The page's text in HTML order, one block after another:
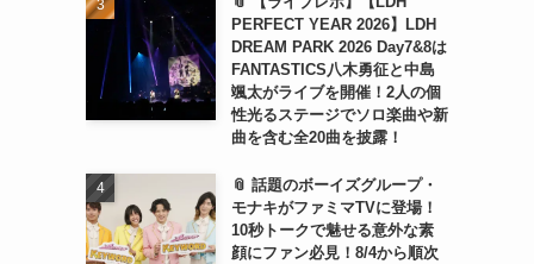
PERFECT YEAR 2026】LDH
DREAM PARK 2026 Day7&8は
FANTASTICS八木勇征と中島
颯太がライブを開催！2人の個
性光るステージでソロ楽曲や新
曲を含む全20曲を披露！
📎 話題のボーイズグループ・
モナキがファミマTVに登場！
10秒トークで魅せる意外な素
顔にファン必見！8/4から順次